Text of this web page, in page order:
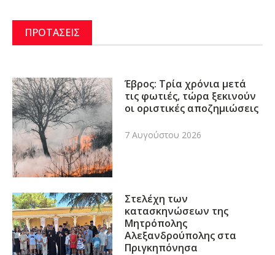
ΠΡΟΤΑΣΕΙΣ
Έβρος: Τρία χρόνια μετά
τις φωτιές, τώρα ξεκινούν
οι οριστικές αποζημιώσεις
7 Αυγούστου 2026
Στελέχη των
κατασκηνώσεων της
Μητρόπολης
Αλεξανδρούπολης στα
Πριγκηπόνησα